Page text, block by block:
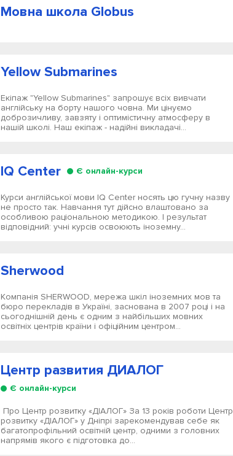
Мовна школа Globus
Yellow Submarines
Екіпаж "Yellow Submarines" запрошує всіх вивчати
англійську на борту нашого човна. Ми цінуємо
доброзичливу, завзяту і оптимістичну атмосферу в
нашій школі. Наш екіпаж - надійні викладачі...
IQ Center Є онлайн-курси
Курси англійської мови IQ Center носять цю гучну назву
не просто так. Навчання тут дійсно влаштовано за
особливою раціональною методикою. І результат
відповідний: учні курсів освоюють іноземну...
Sherwood
Компанія SHERWOOD, мережа шкіл іноземних мов та
бюро перекладів в Україні, заснована в 2007 році і на
сьогоднішній день є одним з найбільших мовних
освітніх центрів країни і офіційним центром...
Центр развития ДИАЛОГ
Є онлайн-курси
Про Центр розвитку «ДІАЛОГ» За 13 років роботи Центр
розвитку «ДІАЛОГ» у Дніпрі зарекомендував себе як
багатопрофільний освітній центр, одними з головних
напрямів якого є підготовка до...